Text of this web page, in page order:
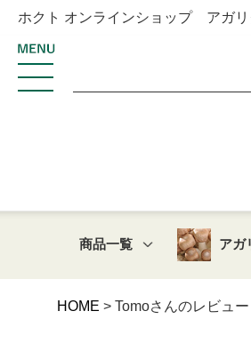
ホクト オンラインショップ アガ
商品一覧 アガ
HOME Tomoさんのレビュー